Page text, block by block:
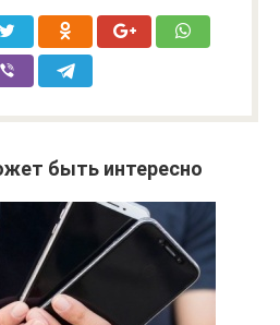
быть интересно